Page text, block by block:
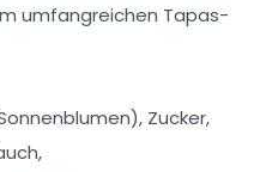
umfangreichen Tapas-
Zucker,